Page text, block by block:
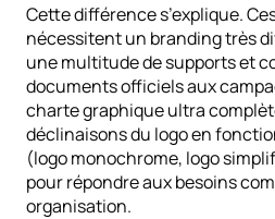
Cette différence s’explique.
nécessitent un branding très
une multitude de supports et
documents officiels aux
charte graphique ultra
déclinaisons du logo en
(logo monochrome, logo
pour répondre aux besoins
organisation.